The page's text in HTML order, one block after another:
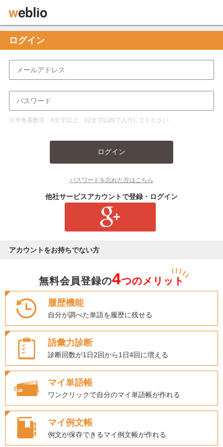
ログイン
※半角英数字、6文字以上、32文字以内で入力してください
ログイン
パスワードを忘れた方はこちら
他社サービスアカウントで登録・ログイン
アカウントをお持ちでない方
無料会員登録の4つのメリット
履歴機能
自分が調べた単語を履歴に残せる
語彙力診断
診断回数が1日2回から1日4回に増える
マイ単語帳
ワンクリックで自分のマイ単語帳が作れる
マイ例文帳
例文が保存できるマイ例文帳が作れる